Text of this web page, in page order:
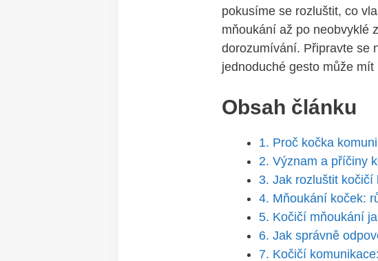
pokusíme se rozluštit, co
mňoukání až po neobvyklé
dorozumívání. Připravte se
jednoduché gesto může
Obsah článku
1. Proč kočka
2. Význam a příčiny
3. Jak rozluštit
4. Mňoukání koček:
5. Kočičí mňoukání
6. Jak správně
7. Kočičí